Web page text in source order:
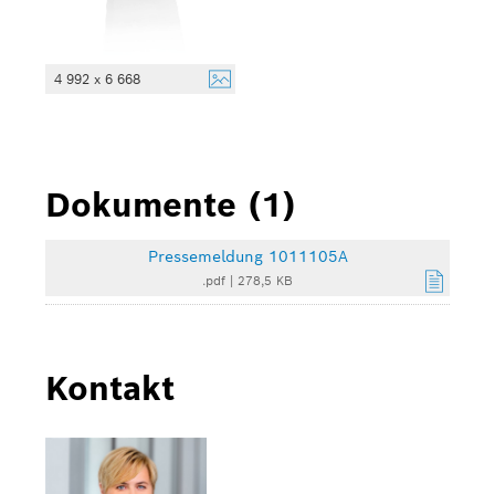
4 992 x 6 668
Dokumente (1)
Pressemeldung 1011105A
.pdf | 278,5 KB
Kontakt